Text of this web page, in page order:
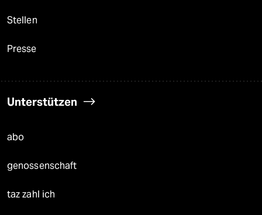
Stellen
Presse
Unterstützen
abo
genossenschaft
taz zahl ich